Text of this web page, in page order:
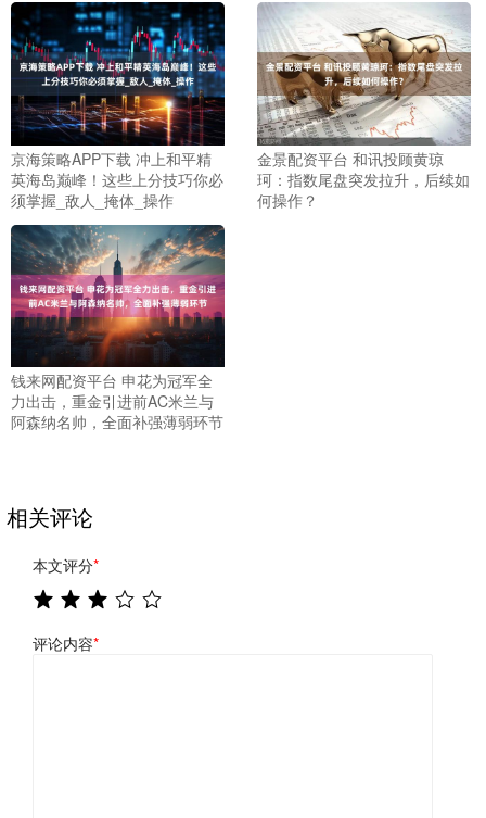
京海策略APP下载 冲上和平精
英海岛巅峰！这些上分技巧你必
须掌握_敌人_掩体_操作
金景配资平台 和讯投顾黄琼
珂：指数尾盘突发拉升，后续如
何操作？
钱来网配资平台 申花为冠军全
力出击，重金引进前AC米兰与
阿森纳名帅，全面补强薄弱环节
相关评论
本文评分*
评论内容*